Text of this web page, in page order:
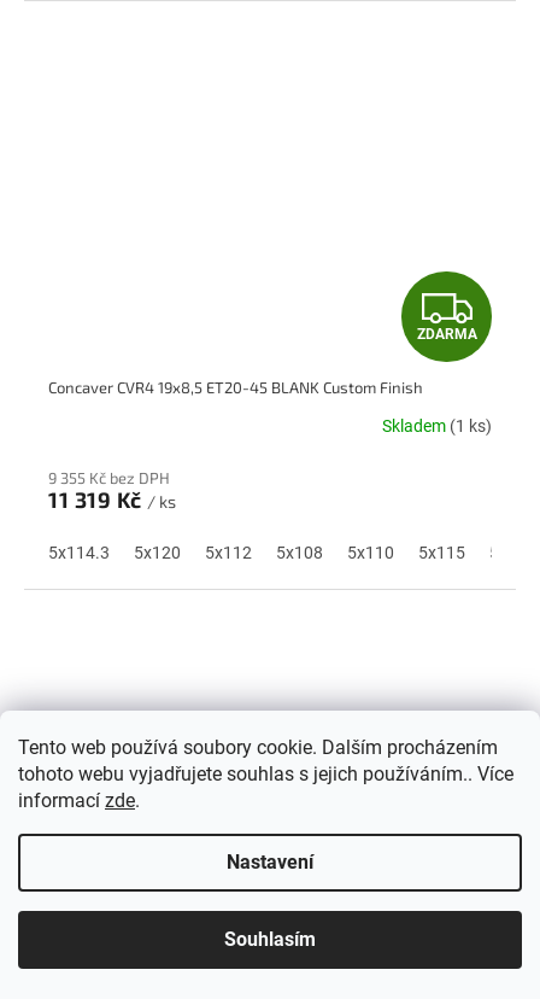
Tento web používá soubory cookie. Dalším procházením
tohoto webu vyjadřujete souhlas s jejich používáním.. Více
informací zde.
Nastavení
Souhlasím
Z
D
A
A
ZDARMA
Concaver CVR4 19x8,5 ET20-45 BLANK Custom Finish
Skladem (1 ks)
9 355 Kč bez DPH
11 319 Kč / ks
5x114.3 5x120 5x112 5x108 5x110 5x115 5x118
Z
Concaver CVR4 19x8,5 ET20-45 BLANK Double Tinted Black